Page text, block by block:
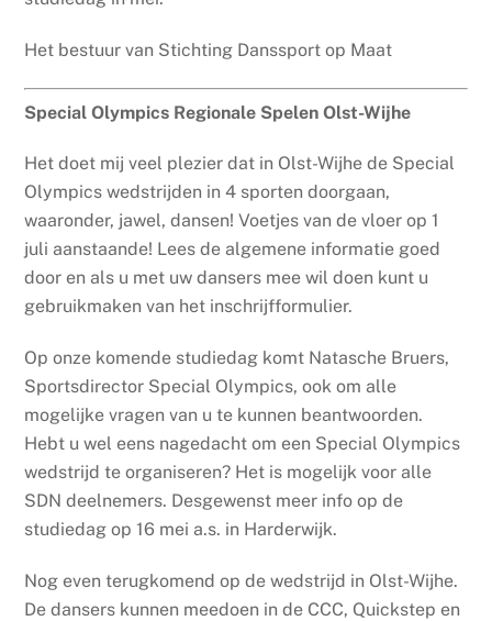
Het bestuur van Stichting Danssport op Maat
Special Olympics Regionale Spelen Olst-Wijhe
Het doet mij veel plezier dat in Olst-Wijhe de Special
Olympics wedstrijden in 4 sporten doorgaan,
waaronder, jawel, dansen! Voetjes van de vloer op 1
juli aanstaande! Lees de algemene informatie goed
door en als u met uw dansers mee wil doen kunt u
gebruikmaken van het inschrijfformulier.
Op onze komende studiedag komt Natasche Bruers,
Sportsdirector Special Olympics, ook om alle
mogelijke vragen van u te kunnen beantwoorden.
Hebt u wel eens nagedacht om een Special Olympics
wedstrijd te organiseren? Het is mogelijk voor alle
SDN deelnemers. Desgewenst meer info op de
studiedag op 16 mei a.s. in Harderwijk.
Nog even terugkomend op de wedstrijd in Olst-Wijhe.
De dansers kunnen meedoen in de CCC, Quickstep en